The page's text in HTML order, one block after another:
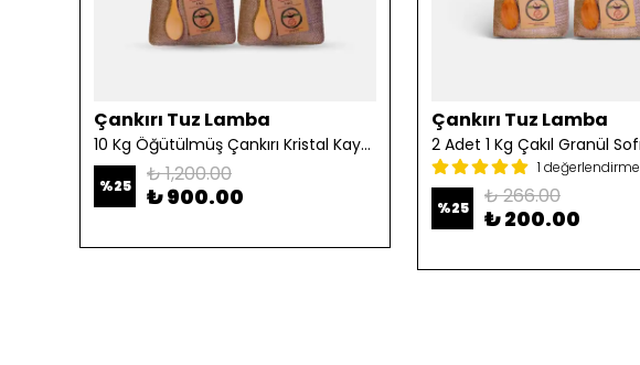
Çankırı Tuz Lamba
10 Kg Öğütülmüş Çankırı Kristal Kaya Tuzu
%25 ₺ 1,200.00
₺ 900.00
Çankırı Tuz Lamba
1 değerlendirme
%25 ₺ 266.00
₺ 200.00